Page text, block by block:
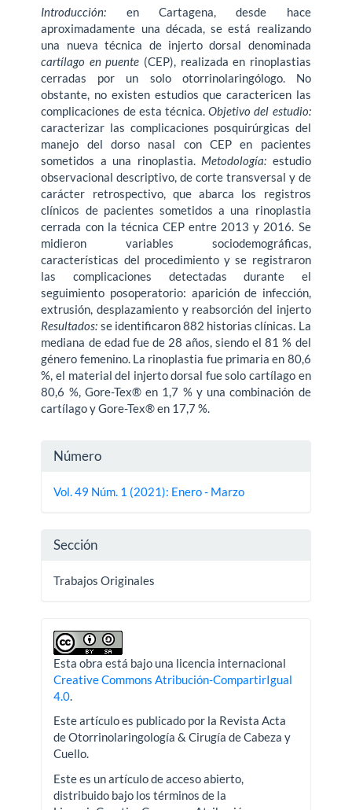
Introducción: en Cartagena, desde hace
aproximadamente una década, se está rea­lizando
una nueva técnica de injerto dorsal denominada
cartílago en puente (CEP), realizada en rinoplastias
cerradas por un solo otorrinolaringólogo. No
obstante, no existen estudios que caractericen las
complicaciones de esta técnica.Objetivo del estudio:
caracterizar las complicaciones posquirúrgicas del
manejo del dorso nasal con CEP en pacientes
sometidos a una rinoplastia. Metodología: estudio
observa­cional descriptivo, de corte transversal y de
carácter retrospectivo, que abarca los registros
clínicos de pacientes sometidos a una rinoplastia
cerrada con la técnica CEP entre 2013 y 2016. Se
midieron variables sociodemográficas,
características del procedimiento y se registraron
las complicaciones detectadas durante el
seguimiento posoperatorio: aparición de infección,
extrusión, desplazamiento y reabsorción del injerto
Resultados: se identificaron 882 historias clínicas. La
mediana de edad fue de 28 años, siendo el 81 % del
género femenino. La rinoplastia fue primaria en 80,6
%, el material del injerto dorsal fue solo cartílago en
80,6 %, Gore-Tex® en 1,7 % y una combinación de
cartílago y Gore-Tex® en 17,7 %.
Detalles
del
Número
Vol. 49 Núm. 1 (2021): Enero - Marzo
Sección
Trabajos Originales
Esta obra está bajo una licencia internacional
Creative Commons Atribución-CompartirIgual
4.0.
Este artículo es publicado por la Revista Acta
de Otorrinolaringología & Cirugía de Cabeza y
Cuello.
Este es un artículo de acceso abierto,
distribuido bajo los términos de la